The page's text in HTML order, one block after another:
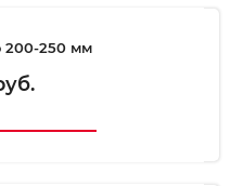
200-250 мм